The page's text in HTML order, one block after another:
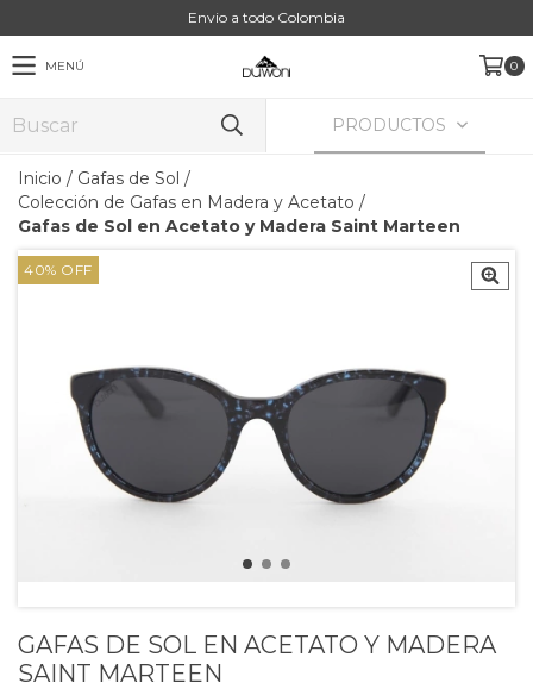
Envio a todo Colombia
MENÚ 0
PRODUCTOS
Inicio / Gafas de Sol /
Colección de Gafas en Madera y Acetato /
Gafas de Sol en Acetato y Madera Saint Marteen
40% OFF
GAFAS DE SOL EN ACETATO Y MADERA
SAINT MARTEEN